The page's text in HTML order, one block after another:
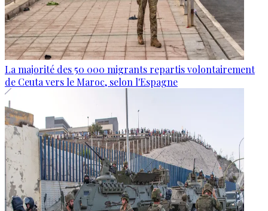
La majorité des 50 000 migrants repartis volontairement
de Ceuta vers le Maroc, selon l'Espagne